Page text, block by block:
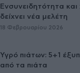
Ενσυνειδητότητα και
δείχνει νέα μελέτη
18 Φεβρουαρίου 2026
Υγρό πιάτων: 5+1
από τα πιάτα